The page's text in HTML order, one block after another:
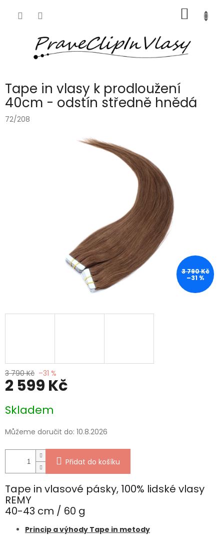
KOŠÍK
Tape in vlasy k prodloužení
40cm - odstín středně hnědá
72/208
3 790 Kč
–31 %
3 790 Kč –31 %
2 599 Kč
cena:
Skladem
Můžeme doručit do: 10.8.2026
Přidat do košíku
Tape in vlasové pásky, 100% lidské vlasy
REMY
40-43 cm / 60 g
Princip a výhody Tape in metody